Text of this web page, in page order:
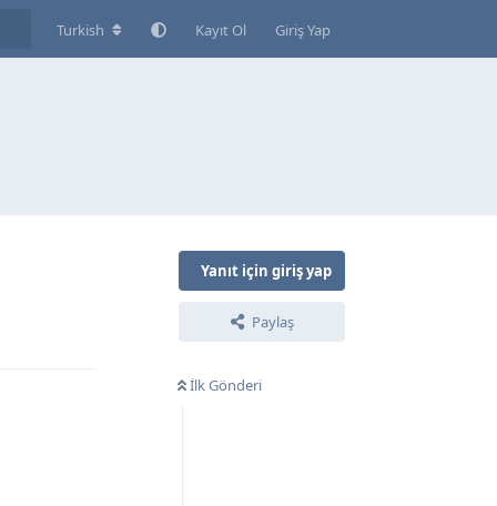
Turkish Kayıt Ol Giriş Yap
Yanıt için giriş yap
Paylaş
İlk Gönderi